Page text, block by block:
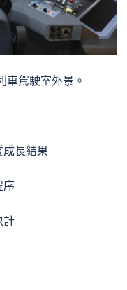
車駕駛室外景。
長結果
序
計